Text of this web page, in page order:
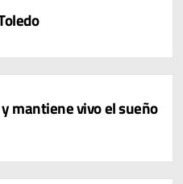
mantiene vivo el sueño